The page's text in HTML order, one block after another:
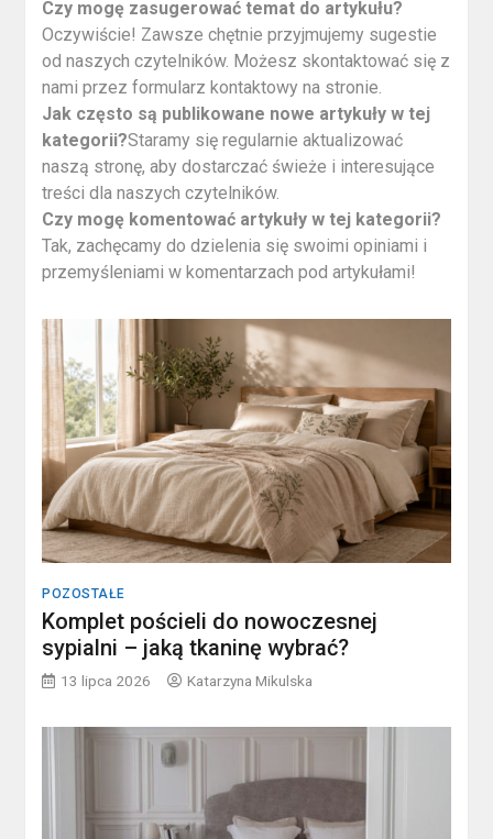
Czy mogę zasugerować temat do artykułu?
Oczywiście! Zawsze chętnie przyjmujemy sugestie
od naszych czytelników. Możesz skontaktować się z
nami przez formularz kontaktowy na stronie.
Jak często są publikowane nowe artykuły w tej
kategorii?Staramy się regularnie aktualizować
naszą stronę, aby dostarczać świeże i interesujące
treści dla naszych czytelników.
Czy mogę komentować artykuły w tej kategorii?
Tak, zachęcamy do dzielenia się swoimi opiniami i
przemyśleniami w komentarzach pod artykułami!
POZOSTAŁE
Komplet pościeli do nowoczesnej
sypialni – jaką tkaninę wybrać?
13 lipca 2026 Katarzyna Mikulska